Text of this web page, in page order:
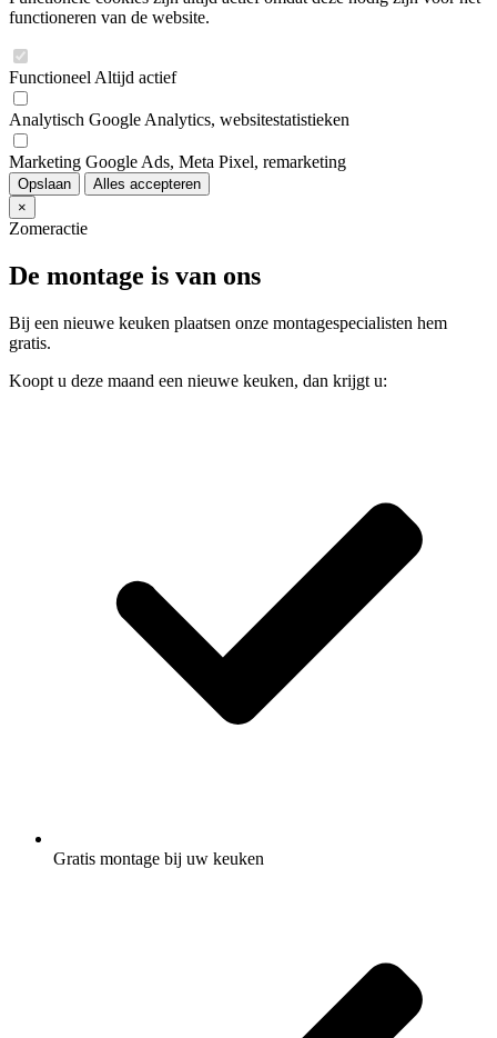
functioneren van de website.
Functioneel Altijd actief
Analytisch Google Analytics, websitestatistieken
Marketing Google Ads, Meta Pixel, remarketing
Opslaan
Alles accepteren
×
Zomeractie
De montage is van ons
Bij een nieuwe keuken plaatsen onze montagespecialisten hem
gratis.
Koopt u deze maand een nieuwe keuken, dan krijgt u:
Gratis montage bij uw keuken